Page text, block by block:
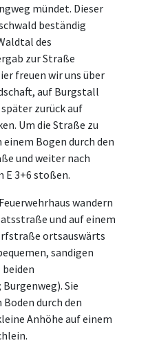
mündet. Dieser
beständig
des
zur Straße
freuen wir uns über
auf Burgstall
zurück auf
Um die Straße zu
Bogen durch den
und weiter nach
E 3+6 stoßen.
wandern
und auf einem
ortsauswärts
sandigen
Sie
durch den
Anhöhe auf einem